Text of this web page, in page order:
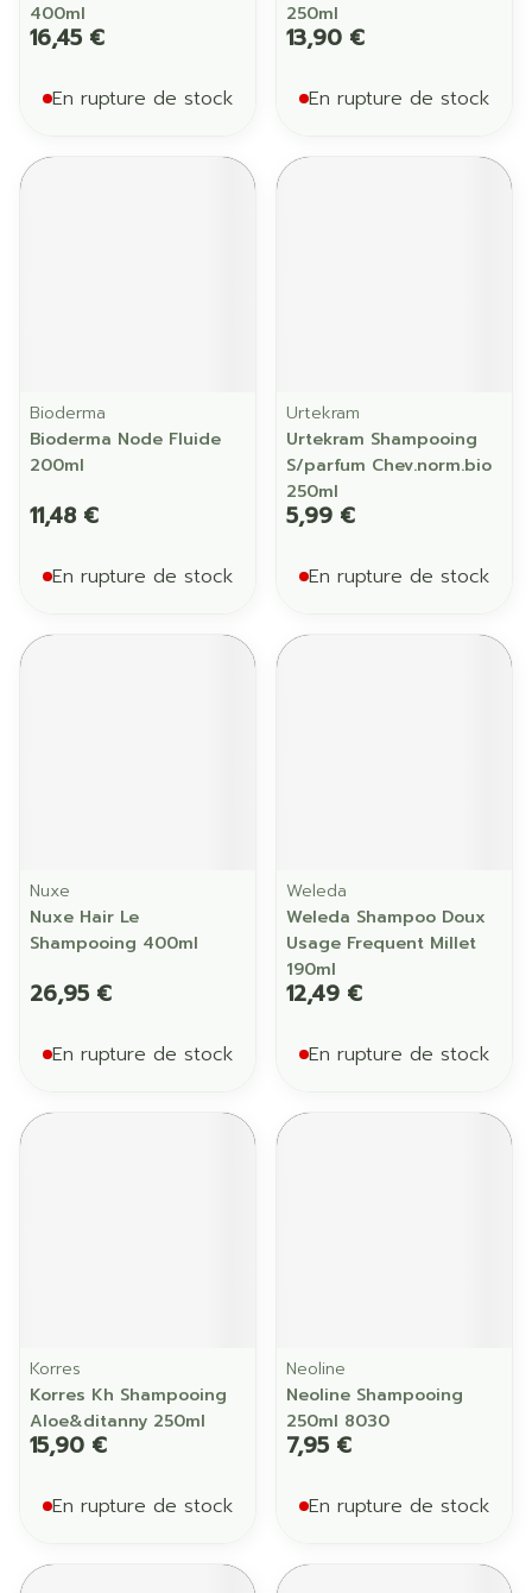
400ml
16,45 €
En rupture de stock
250ml
13,90 €
En rupture de stock
Bioderma
Bioderma Node Fluide
200ml
11,48 €
En rupture de stock
Urtekram
Urtekram Shampooing
S/parfum Chev.norm.bio
250ml
5,99 €
En rupture de stock
Nuxe
Nuxe Hair Le
Shampooing 400ml
26,95 €
En rupture de stock
Weleda
Weleda Shampoo Doux
Usage Frequent Millet
190ml
12,49 €
En rupture de stock
Korres
Korres Kh Shampooing
Aloe&ditanny 250ml
15,90 €
En rupture de stock
Neoline
Neoline Shampooing
250ml 8030
7,95 €
En rupture de stock